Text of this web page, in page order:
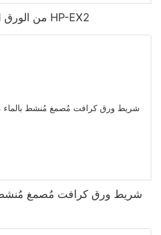
yjnpack من الورق المقوى شرير HP-EX2
شريط ورق كرافت مُصمغ مُنشط